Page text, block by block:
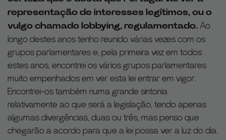
representação de interesses legítimos, ou o
vulgo chamado lobbying, regulamentado.Ao
longo destes anos tenho reunido várias vezes com os
grupos parlamentares e, pela primeira vez em todos
estes anos, encontrei os vários grupos parlamentares
muito empenhados em ver esta lei entrar em vigor.
Encontrei-os também numa grande sintonia
relativamente ao que será a legislação, tendo apenas
algumas divergências, duas ou três, mas penso que
chegarão a acordo para que a lei possa ver a luz do dia.